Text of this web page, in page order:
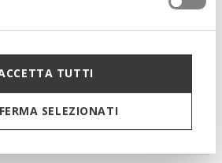
TUTTI
SELEZIONATI
to adjust the fit; Removable insole